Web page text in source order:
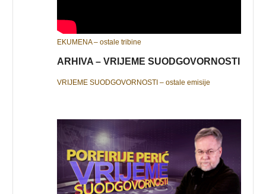
EKUMENA – ostale tribine
ARHIVA – VRIJEME SUODGOVORNOSTI
VRIJEME SUODGOVORNOSTI – ostale emisije